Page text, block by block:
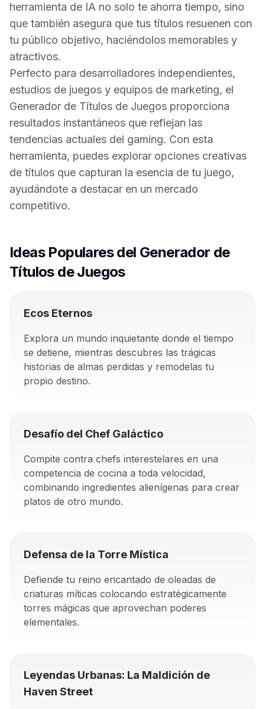
herramienta de IA no solo te ahorra tiempo, sino
que también asegura que tus títulos resuenen con
tu público objetivo, haciéndolos memorables y
atractivos.
Perfecto para desarrolladores independientes,
estudios de juegos y equipos de marketing, el
Generador de Títulos de Juegos proporciona
resultados instantáneos que reflejan las
tendencias actuales del gaming. Con esta
herramienta, puedes explorar opciones creativas
de títulos que capturan la esencia de tu juego,
ayudándote a destacar en un mercado
competitivo.
Ideas Populares del Generador de
Títulos de Juegos
Ecos Eternos
Explora un mundo inquietante donde el tiempo
se detiene, mientras descubres las trágicas
historias de almas perdidas y remodelas tu
propio destino.
Desafío del Chef Galáctico
Compite contra chefs interestelares en una
competencia de cocina a toda velocidad,
combinando ingredientes alienígenas para crear
platos de otro mundo.
Defensa de la Torre Mística
Defiende tu reino encantado de oleadas de
criaturas míticas colocando estratégicamente
torres mágicas que aprovechan poderes
elementales.
Leyendas Urbanas: La Maldición de
Haven Street